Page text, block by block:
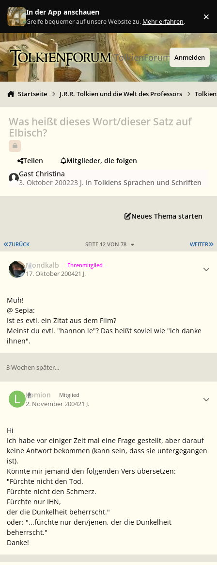
Zu Inhalt springen
In der App anschauen
Greife bequemer auf unsere Website zu. Mehr erfahren. ×
TolkienForum Anmelden
Startseite J.R.R. Tolkien und die Welt des Professors
Was heißt dieses Wort/dieser Satz auf
Elbisch?
Teilen
Mitglieder, die folgen
Gast Christina
3. Oktober 200223 J. inTolkiens Sprachen und Schriften
Neues Thema starten
ERSTE SEITE
ZURÜCK WEITER
SEITE 12 VON 78
Mondkalb Ehrenmitglied
17. Oktober 200421 J.
Muh!
@ Sepia:
Ist es evtl. ein Zitat aus dem Film?
Meinst du evtl. "hannon le"? Das heißt soviel wie "ich danke
ihnen".
3 Wochen später...
Lomion Mitglied
2. November 200421 J.
Hi
Ich habe vor einiger Zeit mal eine Frage gestellt, aber darauf
keine Antwort bekommen (kann sein, dass sie untergegangen
ist).
Könnte mir jemand den folgenden Vers übersetzen:
"Fürchte nicht den Tod.
Fürchte nicht den Schmerz.
Fürchte nur IHN,
der die Dunkelheit beherrscht."
oder: "...fürchte nur den/jenen, der die Dunkelheit
beherrscht."
Danke!